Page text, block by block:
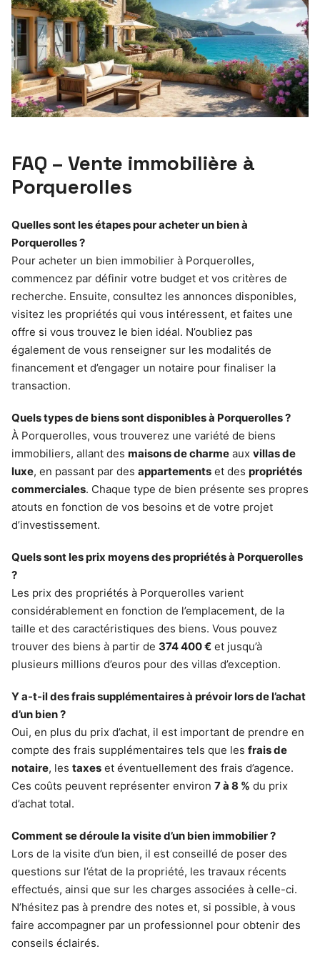
FAQ – Vente immobilière à
Porquerolles
Quelles sont les étapes pour acheter un bien à
Porquerolles ?
Pour acheter un bien immobilier à Porquerolles,
commencez par définir votre budget et vos critères de
recherche. Ensuite, consultez les annonces disponibles,
visitez les propriétés qui vous intéressent, et faites une
offre si vous trouvez le bien idéal. N’oubliez pas
également de vous renseigner sur les modalités de
financement et d’engager un notaire pour finaliser la
transaction.
Quels types de biens sont disponibles à Porquerolles ?
À Porquerolles, vous trouverez une variété de biens
immobiliers, allant des maisons de charme aux villas de
luxe, en passant par des appartements et des propriétés
commerciales. Chaque type de bien présente ses propres
atouts en fonction de vos besoins et de votre projet
d’investissement.
Quels sont les prix moyens des propriétés à Porquerolles
?
Les prix des propriétés à Porquerolles varient
considérablement en fonction de l’emplacement, de la
taille et des caractéristiques des biens. Vous pouvez
trouver des biens à partir de 374 400 € et jusqu’à
plusieurs millions d’euros pour des villas d’exception.
Y a-t-il des frais supplémentaires à prévoir lors de l’achat
d’un bien ?
Oui, en plus du prix d’achat, il est important de prendre en
compte des frais supplémentaires tels que les frais de
notaire, les taxes et éventuellement des frais d’agence.
Ces coûts peuvent représenter environ 7 à 8 % du prix
d’achat total.
Comment se déroule la visite d’un bien immobilier ?
Lors de la visite d’un bien, il est conseillé de poser des
questions sur l’état de la propriété, les travaux récents
effectués, ainsi que sur les charges associées à celle-ci.
N’hésitez pas à prendre des notes et, si possible, à vous
faire accompagner par un professionnel pour obtenir des
conseils éclairés.